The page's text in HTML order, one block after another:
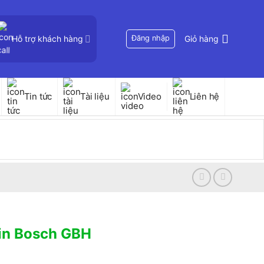
Hỗ trợ khách hàng Đăng nhập Giỏ hàng
Tin tức Tài liệu Video Liên hệ
Bosch GBH